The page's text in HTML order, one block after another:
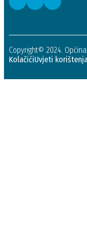
Copyright© 2024.
KolačićiUvjeti